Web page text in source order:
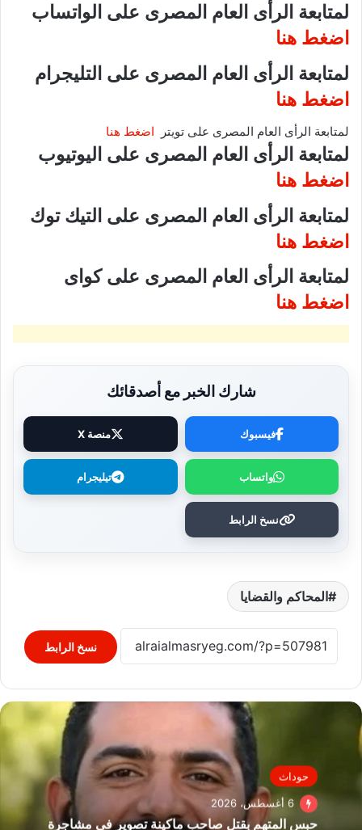
لمتابعة الرأى العام المصرى على الواتساب
اضغط هنا
لمتابعة الرأى العام المصرى على التليجرام
اضغط هنا
لمتابعة الرأى العام المصرى على تويتر اضغط هنا
لمتابعة الرأى العام المصرى على اليوتيوب
اضغط هنا
لمتابعة الرأى العام المصرى على التيك توك
اضغط هنا
لمتابعة الرأى العام المصرى على كواى
اضغط هنا
شارك الخبر مع أصدقائك
فيسبوك منصة X
واتساب تيليجرام
نسخ الرابط
المحاكم والقضايا
نسخ الرابط
حوداث
6 أغسطس، 2026
حبس المتهم بقتل صاحب ماكينة تصوير فى مشاجرة